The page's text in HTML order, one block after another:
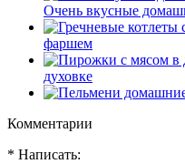
Очень вкусные
фаршем
духовке
Комментарии
* Написать: